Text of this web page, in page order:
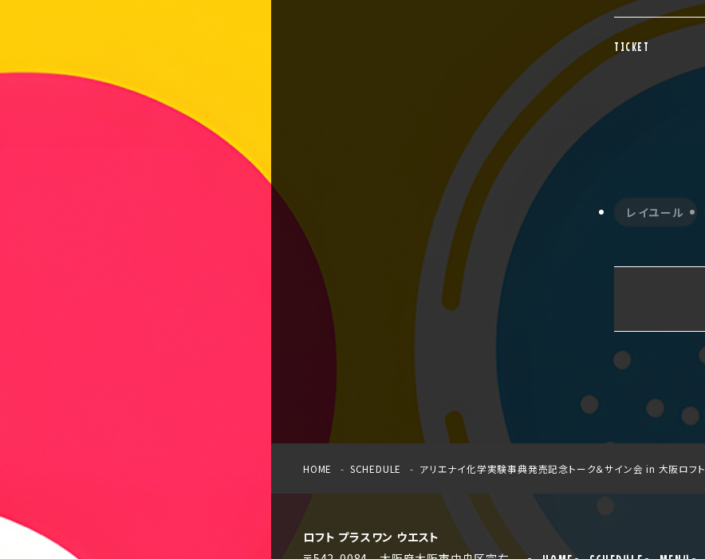
TICKET
レイユール
HOME SCHEDULE アリエナイ化学実験事典発売記念トーク＆サイン会 in 大阪ロフト
ロフト プラスワン ウエスト